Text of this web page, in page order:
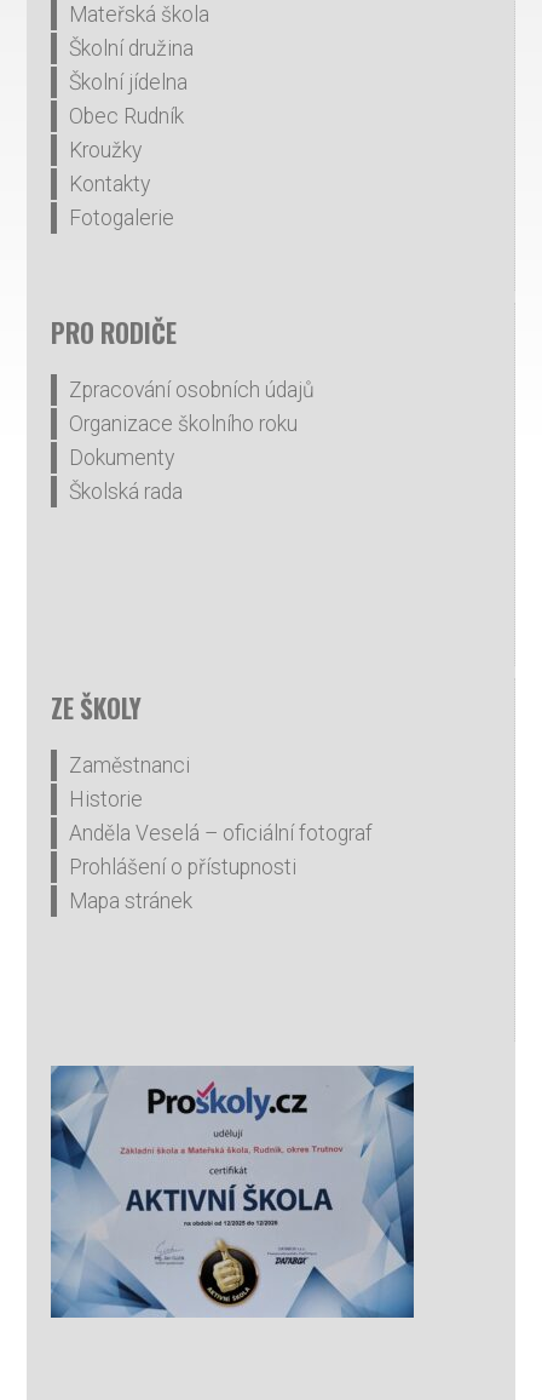
Mateřská škola
Školní družina
Školní jídelna
Obec Rudník
Kroužky
Kontakty
Fotogalerie
PRO RODIČE
Zpracování osobních údajů
Organizace školního roku
Dokumenty
Školská rada
ZE ŠKOLY
Zaměstnanci
Historie
Anděla Veselá – oficiální fotograf
Prohlášení o přístupnosti
Mapa stránek